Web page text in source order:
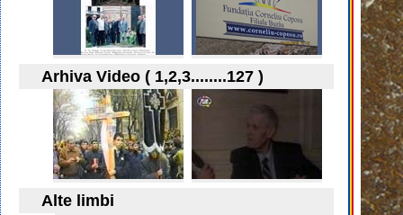
Arhiva Video ( 1,2,3........127 )
Alte limbi